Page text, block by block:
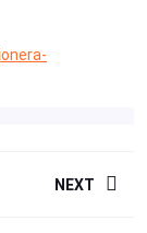
NEXT